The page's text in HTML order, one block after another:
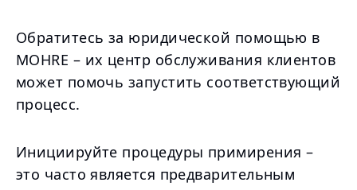
Обратитесь за юридической помощью в
MOHRE – их центр обслуживания клиентов
может помочь запустить соответствующий
процесс.
Инициируйте процедуры примирения –
это часто является предварительным